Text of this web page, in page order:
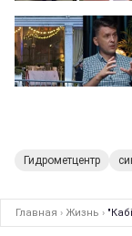
Гидрометцентр
Главная › Жизнь ›